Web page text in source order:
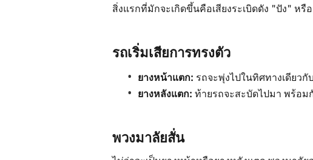
สิ่งแรกที่มักจะเกิดขึ้นคือเสียงระเบิดดัง "ปัง" หรื
รถเริ่มเสียการทรงตัว
ยางหน้าแตก: รถจะพุ่งไปในทิศทางเดียว
ยางหลังแตก: ท้ายรถจะสะบัดไปมา พร้อม
พวงมาลัยสั่น